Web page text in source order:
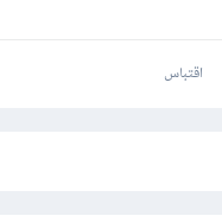
اقتباس